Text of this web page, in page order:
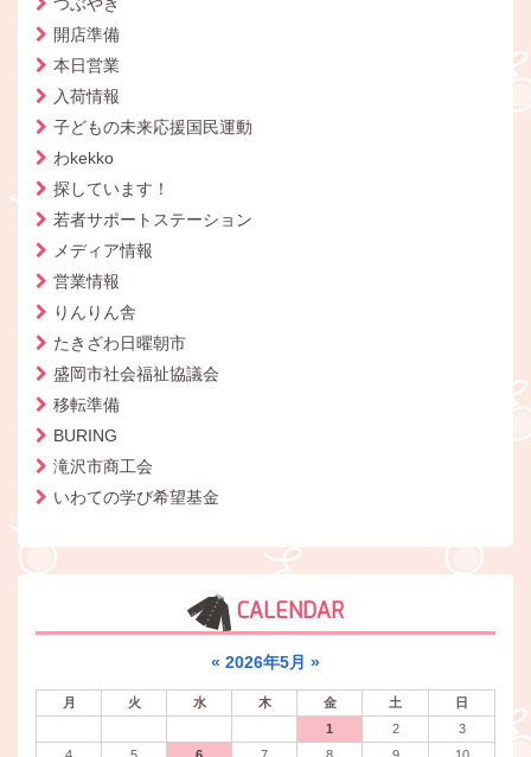
つぶやき
開店準備
本日営業
入荷情報
子どもの未来応援国民運動
わkekko
探しています！
若者サポートステーション
メディア情報
営業情報
りんりん舎
たきざわ日曜朝市
盛岡市社会福祉協議会
移転準備
BURING
滝沢市商工会
いわての学び希望基金
CALENDAR
« 2026年5月 »
月 火 水 木 金 土
日
1
2
3